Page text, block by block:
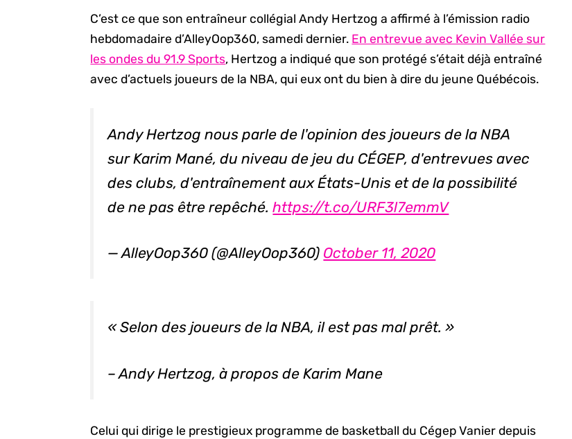
C’est ce que son entraîneur collégial Andy Hertzog a affirmé à l’émission radio
hebdomadaire d’AlleyOop360, samedi dernier. En entrevue avec Kevin Vallée sur
les ondes du 91.9 Sports, Hertzog a indiqué que son protégé s’était déjà entraîné
avec d’actuels joueurs de la NBA, qui eux ont du bien à dire du jeune Québécois.
Andy Hertzog nous parle de l'opinion des joueurs de la NBA
sur Karim Mané, du niveau de jeu du CÉGEP, d'entrevues avec
des clubs, d'entraînement aux États-Unis et de la possibilité
de ne pas être repêché.https://t.co/URF3l7emmV
— AlleyOop360 (@AlleyOop360) October 11, 2020
« Selon des joueurs de la NBA, il est pas mal prêt. »
– Andy Hertzog, à propos de Karim Mane
Celui qui dirige le prestigieux programme de basketball du Cégep Vanier depuis